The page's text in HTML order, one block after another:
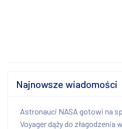
Najnowsze wiadomości
Astronauci NASA gotowi na
Voyager dąży do złagodzenia